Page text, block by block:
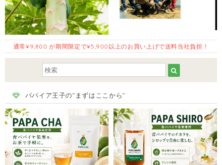
通常¥9,800 が期間限定で¥5,900以上のお買い上げで送料当社負担！
パパイア王子の"まずはここから"